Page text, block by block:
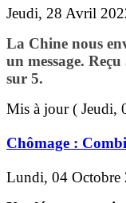
Jeudi, 28 Avril
La Chine nous
un message. Reçu
sur 5.
Mis à jour ( Jeudi,
Chômage :
Lundi, 04 Octobre